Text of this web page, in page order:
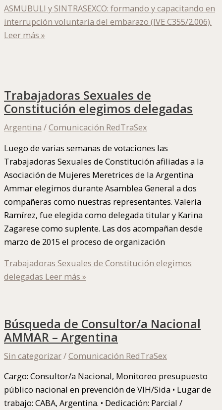
ASMUBULI y SINTRASEXCO: formando y capacitando en
interrupción voluntaria del embarazo (IVE C355/2.006).
Leer más »
Trabajadoras Sexuales de
Constitución elegimos delegadas
Argentina /Comunicación RedTraSex
Luego de varias semanas de votaciones las
Trabajadoras Sexuales de Constitución afiliadas a la
Asociación de Mujeres Meretrices de la Argentina
Ammar elegimos durante Asamblea General a dos
compañeras como nuestras representantes. Valeria
Ramírez, fue elegida como delegada titular y Karina
Zagarese como suplente. Las dos acompañan desde
marzo de 2015 el proceso de organización
Trabajadoras Sexuales de Constitución elegimos
delegadas Leer más »
Búsqueda de Consultor/a Nacional
AMMAR – Argentina
Sin categorizar/Comunicación RedTraSex
Cargo: Consultor/a Nacional, Monitoreo presupuesto
público nacional en prevención de VIH/Sida • Lugar de
trabajo: CABA, Argentina. • Dedicación: Parcial /